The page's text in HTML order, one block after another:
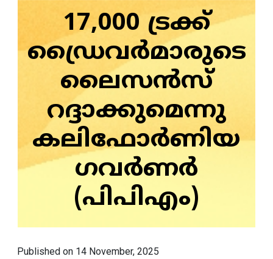
17,000 ട്രക്ക്
ഡ്രൈവർമാരുടെ
ലൈസൻസ്
റദ്ദാക്കുമെന്നു
കലിഫോർണിയ
ഗവർണർ
(പിപിഎം)
Published on 14 November, 2025